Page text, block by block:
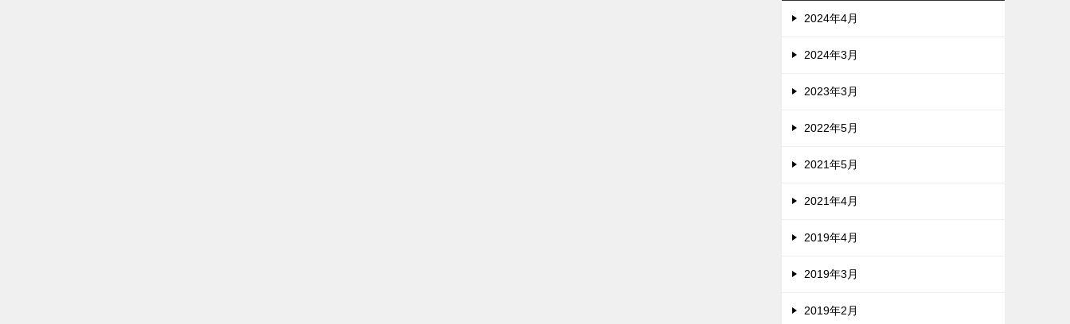
2024年4月
2024年3月
2023年3月
2022年5月
2021年5月
2021年4月
2019年4月
2019年3月
2019年2月